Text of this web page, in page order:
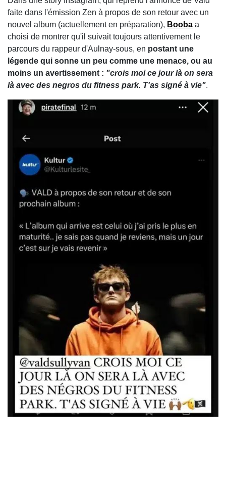
faite dans l'émission Zen à propos de son retour avec un
nouvel album (actuellement en préparation), Booba a
choisi de montrer qu'il suivait toujours attentivement le
parcours du rappeur d'Aulnay-sous, en postant une
légende qui sonne un peu comme une menace, ou au
moins un avertissement : "crois moi ce jour là on sera
là avec des negros du fitness park. T'as signé à vie".